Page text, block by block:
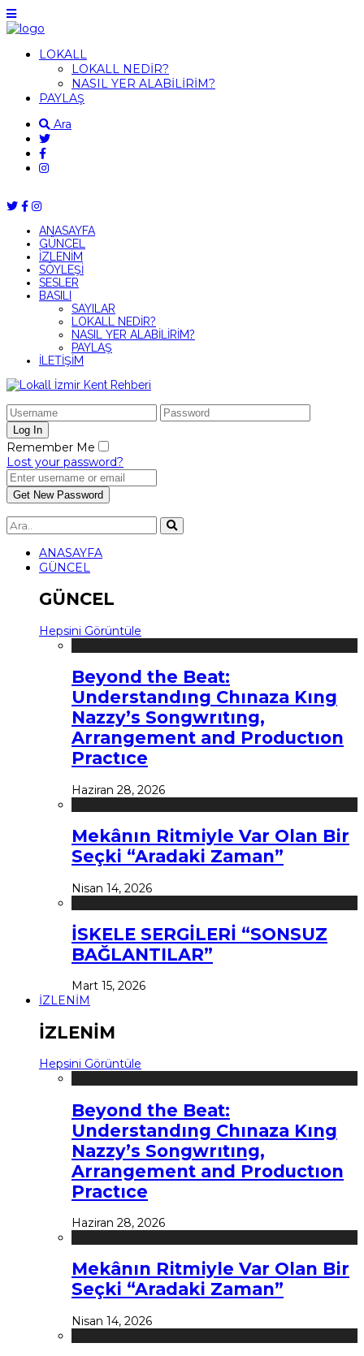
LOKALL
LOKALL NEDİR?
NASIL YER ALABİLİRİM?
PAYLAŞ
Ara
ANASAYFA
GÜNCEL
İZLENİM
SÖYLEŞİ
SESLER
BASILI
SAYILAR
LOKALL NEDİR?
NASIL YER ALABİLİRİM?
PAYLAŞ
İLETİŞİM
Remember Me
Lost your password?
ANASAYFA
GÜNCEL
GÜNCEL
Hepsini Görüntüle
Beyond the Beat:
Understandıng Chınaza Kıng
Nazzy’s Songwrıtıng,
Arrangement and Productıon
Practıce
Haziran 28, 2026
Mekânın Ritmiyle Var Olan Bir
Seçki “Aradaki Zaman”
Nisan 14, 2026
İSKELE SERGİLERİ “SONSUZ
BAĞLANTILAR”
Mart 15, 2026
İZLENİM
İZLENİM
Hepsini Görüntüle
Beyond the Beat:
Understandıng Chınaza Kıng
Nazzy’s Songwrıtıng,
Arrangement and Productıon
Practıce
Haziran 28, 2026
Mekânın Ritmiyle Var Olan Bir
Seçki “Aradaki Zaman”
Nisan 14, 2026